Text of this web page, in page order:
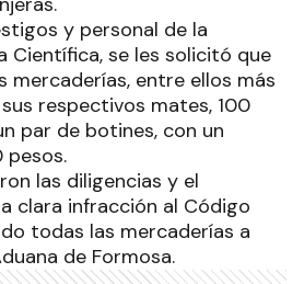
y personal de la
Científica, se les solicitó que
mercaderías, entre ellos más
respectivos mates, 100
par de botines, con un
las diligencias y el
clara infracción al Código
todas las mercaderías a
de Formosa.